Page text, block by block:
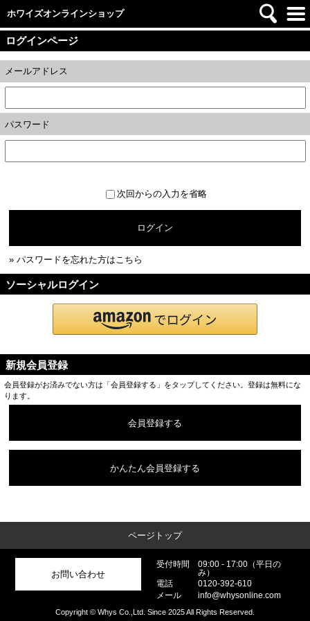
ホワイズオンラインショップ
ログインページ
メールアドレス
パスワード
次回からの入力を省略
ログイン
» パスワードを忘れた方はこちら
ソーシャルログイン
新規会員登録
会員登録がお済みでない方は「会員登録する」をタップしてください。登録は無料にな
ります。
会員登録する
かんたん会員登録する
ページトップ
お問い合わせ
受付時間
09:00 - 17:00（平日の
み）
電話
0120-392-610
メール
info@whysonline.com
Copyright © Whys Co.,Ltd. Since 2025 All Rights Reserved.